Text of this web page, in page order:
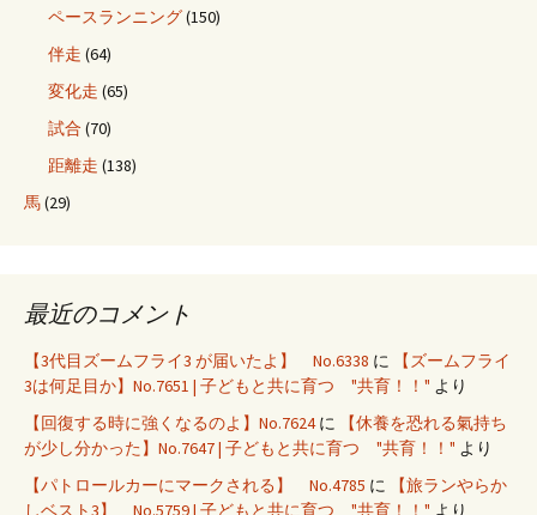
ペースランニング(150)
伴走 (64)
変化走 (65)
試合 (70)
距離走 (138)
馬(29)
最近のコメント
【3代目ズームフライ3 が届いたよ】 No.6338 に
【ズームフライ
3は何足目か】No.7651 | 子どもと共に育つ "共育！！" より
【回復する時に強くなるのよ】No.7624に
【休養を恐れる氣持ち
が少し分かった】No.7647 | 子どもと共に育つ "共育！！" より
【パトロールカーにマークされる】 No.4785 に
【旅ランやらか
しベスト3】 No.5759 | 子どもと共に育つ "共育！！" より